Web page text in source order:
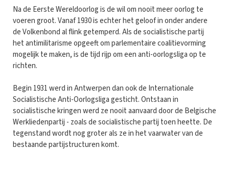
Na de Eerste Wereldoorlog is de wil om nooit meer oorlog te
voeren groot. Vanaf 1930 is echter het geloof in onder andere
de Volkenbond al flink getemperd. Als de socialistische partij
het antimilitarisme opgeeft om parlementaire coalitievorming
mogelijk te maken, is de tijd rijp om een anti-oorlogsliga op te
richten.
Begin 1931 werd in Antwerpen dan ook de Internationale
Socialistische Anti-Oorlogsliga gesticht. Ontstaan in
socialistische kringen werd ze nooit aanvaard door de Belgische
Werkliedenpartij - zoals de socialistische partij toen heette. De
tegenstand wordt nog groter als ze in het vaarwater van de
bestaande partijstructuren komt.